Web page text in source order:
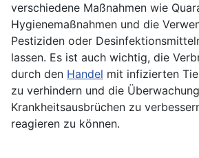
verschiedene Maßnahmen wie
Hygienemaßnahmen und die
Pestiziden oder
lassen. Es ist auch wichtig, die
durch den Handel mit infizierten
zu verhindern und die Überwachung
Krankheitsausbrüchen zu
reagieren zu können.